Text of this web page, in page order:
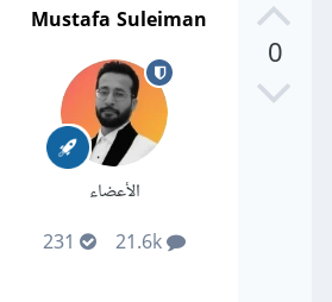
0
Mustafa Suleiman
الأعضاء